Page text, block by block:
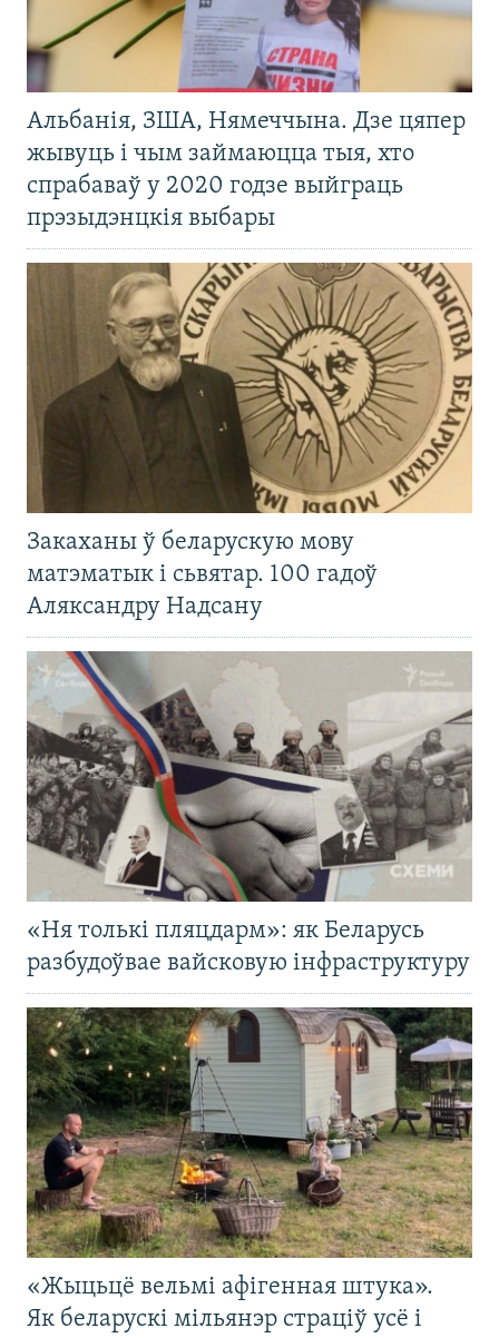
Альбанія, ЗША, Нямеччына. Дзе цяпер
жывуць і чым займаюцца тыя, хто
спрабаваў у 2020 годзе выйграць
прэзыдэнцкія выбары
Закаханы ў беларускую мову
матэматык і сьвятар. 100 гадоў
Аляксандру Надсану
«Ня толькі пляцдарм»: як Беларусь
разбудоўвае вайсковую інфраструктуру
«Жыцьцё вельмі афігенная штука».
Як беларускі мільянэр страціў усё і